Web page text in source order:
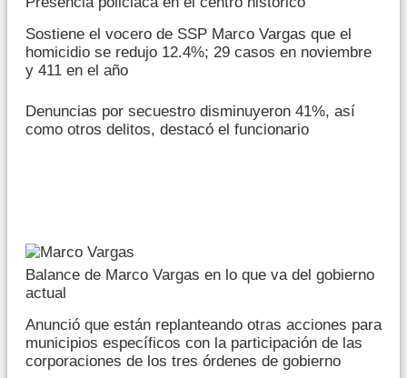
Sostiene el vocero de SSP Marco Vargas que el
homicidio se redujo 12.4%; 29 casos en noviembre
y 411 en el año
Denuncias por secuestro disminuyeron 41%, así
como otros delitos, destacó el funcionario
Balance de Marco Vargas en lo que va del gobierno
actual
Anunció que están replanteando otras acciones para
municipios específicos con la participación de las
corporaciones de los tres órdenes de gobierno